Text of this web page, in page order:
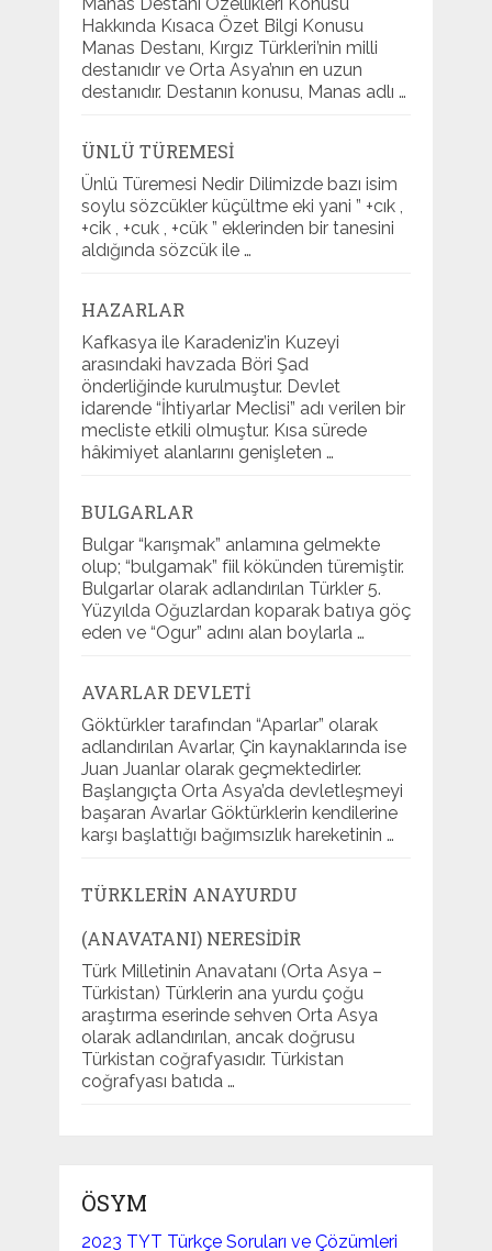
Manas Destanı Özellikleri Konusu
Hakkında Kısaca Özet Bilgi Konusu
Manas Destanı, Kırgız Türkleri’nin milli
destanıdır ve Orta Asya’nın en uzun
destanıdır. Destanın konusu, Manas adlı …
ÜNLÜ TÜREMESI
Ünlü Türemesi Nedir Dilimizde bazı isim
soylu sözcükler küçültme eki yani ” +cık ,
+cik , +cuk , +cük ” eklerinden bir tanesini
aldığında sözcük ile …
HAZARLAR
Kafkasya ile Karadeniz’in Kuzeyi
arasındaki havzada Böri Şad
önderliğinde kurulmuştur. Devlet
idarende “İhtiyarlar Meclisi” adı verilen bir
mecliste etkili olmuştur. Kısa sürede
hâkimiyet alanlarını genişleten …
BULGARLAR
Bulgar “karışmak” anlamına gelmekte
olup; “bulgamak” fiil kökünden türemiştir.
Bulgarlar olarak adlandırılan Türkler 5.
Yüzyılda Oğuzlardan koparak batıya göç
eden ve “Ogur” adını alan boylarla …
AVARLAR DEVLETI
Göktürkler tarafından “Aparlar” olarak
adlandırılan Avarlar, Çin kaynaklarında ise
Juan Juanlar olarak geçmektedirler.
Başlangıçta Orta Asya’da devletleşmeyi
başaran Avarlar Göktürklerin kendilerine
karşı başlattığı bağımsızlık hareketinin …
TÜRKLERIN ANAYURDU
(ANAVATANI) NERESIDIR
Türk Milletinin Anavatanı (Orta Asya –
Türkistan) Türklerin ana yurdu çoğu
araştırma eserinde sehven Orta Asya
olarak adlandırılan, ancak doğrusu
Türkistan coğrafyasıdır. Türkistan
coğrafyası batıda …
ÖSYM
2023 TYT Türkçe Soruları ve Çözümleri